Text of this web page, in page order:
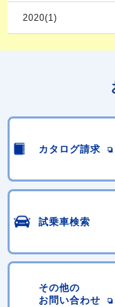
2020(1)
カタログ請求
試乗車検索
その他の
お問い合わせ